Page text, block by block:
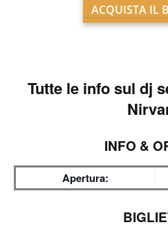
ACQUISTA IL
Tutte le info sul dj
INFO &
Apertura: